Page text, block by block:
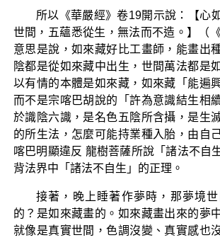
所以《華嚴經》卷19開示說：【心
世間，五蘊悉從生，無法而不造。】（
意思是說，如來藏好比工畫師，能畫出
陰都是從如來藏中出生，世間萬法都是
以有情的本體是如來藏，如來藏「能遍
而不是宗喀巴胡說的「許為意識結生相
於識陰六識，是名色五陰所含攝，是生
的所生法，怎麼可能持業種入胎，由自
喀巴明顯違反 龍樹菩薩所說「諸法不自
背法界中「諸法不自生」的正理。
接著，晚上睡著作夢時，那夢境
的？是如來藏畫的。如來藏畫出來的夢
就像是真實世間，色調沒變、真實感也